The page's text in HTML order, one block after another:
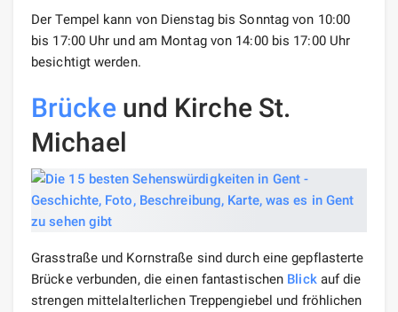
Der Tempel kann von Dienstag bis Sonntag von 10:00
bis 17:00 Uhr und am Montag von 14:00 bis 17:00 Uhr
besichtigt werden.
Brückeund Kirche St.
Michael
Grasstraße und Kornstraße sind durch eine gepflasterte
Brücke verbunden, die einen fantastischen Blickauf die
strengen mittelalterlichen Treppengiebel und fröhlichen